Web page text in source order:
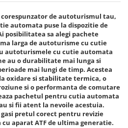
de autoturismul tau,
automata puse la dispozitie de
posibilitatea sa alegi pachete
larga de autoturisme cu cutie
autoturismele cu cutie automata
au o durabilitate mai lunga si
mai lungi de timp. Acestea
oxidare si stabilitate termica, o
si o performanta de comutare
pachetul pentru cutia automata
si fii atent la nevoile acestuia.
pretul corect pentru revizie
aparat ATF de ultima generatie.